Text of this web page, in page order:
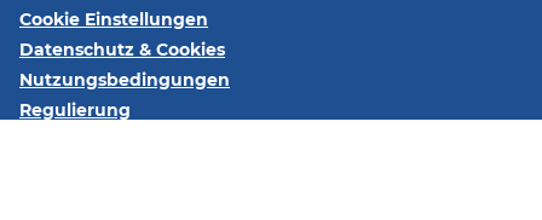
Cookie Einstellungen
Datenschutz & Cookies
Nutzungsbedingungen
Regulierung